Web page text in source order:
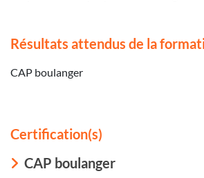
Résultats attendus de la
CAP boulanger
Certification(s)
CAP boulanger